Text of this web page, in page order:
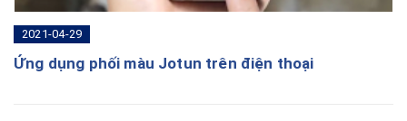
2021-04-29
Ứng dụng phối màu Jotun trên điện thoại